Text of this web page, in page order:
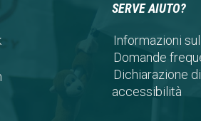
(opens
a(opens
SERVE AIUTO?
Informazioni
Domande
Dichiarazione di
accessibilità